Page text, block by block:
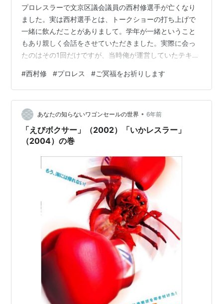
プロレスラーで文京区議会議員の西村修選手が亡くなり
ました。実は西村選手とは、トークショーの打ち上げで
一緒に飲んだことがありまして。学年が一緒ということ
もあり親しく会話をさせていただきました。実際に会っ
たのはその1回だけですが、当時俺が運営していたテキス
あります。25年くらい前になりますかね。俺が川崎の中
原区に住んでる（当時）って事を知って、ヤングライオ
ン時代に中原区の武蔵小杉へ何度も行った、みたいな話
をしてくれたり。何で行ってたかは内緒にしときます。
プロレスファンには既に有名な選手でしたけど、ただの
ファンに気を使って話しをしてくれる優しい人でし…
#西村修 #プロレス #ご冥福をお祈りします
あなたの知らないワゴンセールの世界 • 6年前
「えびボクサー」（2002）「いかレスラー」
（2004）の巻